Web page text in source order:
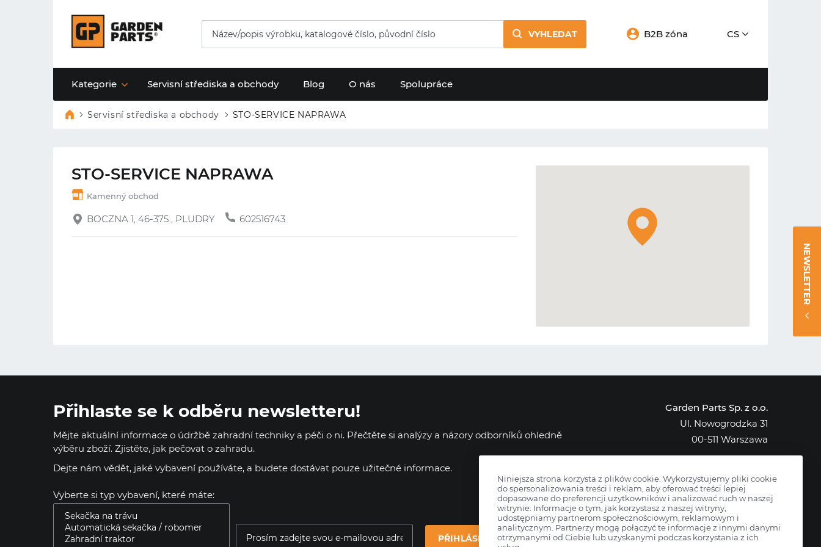
VYHLEDAT B2B zóna CS
Kategorie Servisní střediska a obchody Blog O nás Spolupráce
Servisní střediska a obchody STO-SERVICE NAPRAWA
STO-SERVICE NAPRAWA
Kamenný obchod
BOCZNA 1, 46-375 , PLUDRY 602516743
NEWSLETTER
Přihlaste se k odběru newsletteru!
Mějte aktuální informace o údržbě zahradní techniky a péči o ni. Přečtěte si analýzy a názory odborníků ohledně
výběru zboží. Zjistěte, jak pečovat o zahradu.
Dejte nám vědět, jaké vybavení používáte, a budete dostávat pouze užitečné informace.
Vyberte si typ vybavení, které máte:
PŘIHLÁSIT SE
Garden Parts Sp. z o.o.
Ul. Nowogrodzka 31
00-511 Warszawa
KRS: 0000431421
Niniejsza strona korzysta z plików cookie. Wykorzystujemy pliki cookie
do spersonalizowania treści i reklam, aby oferować treści lepiej
dopasowane do preferencji użytkowników i analizować ruch w naszej
witrynie. Informacje o tym, jak korzystasz z naszej witryny,
udostępniamy partnerom społecznościowym, reklamowym i
analitycznym. Partnerzy mogą połączyć te informacje z innymi danymi
otrzymanymi od Ciebie lub uzyskanymi podczas korzystania z ich